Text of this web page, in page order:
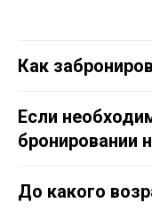
Как
Если
бронировании
До какого